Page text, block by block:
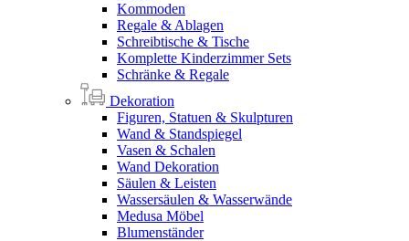
Kommoden
Regale & Ablagen
Schreibtische & Tische
Komplette Kinderzimmer Sets
Schränke & Regale
Dekoration
Figuren, Statuen & Skulpturen
Wand & Standspiegel
Vasen & Schalen
Wand Dekoration
Säulen & Leisten
Wassersäulen & Wasserwände
Medusa Möbel
Blumenständer